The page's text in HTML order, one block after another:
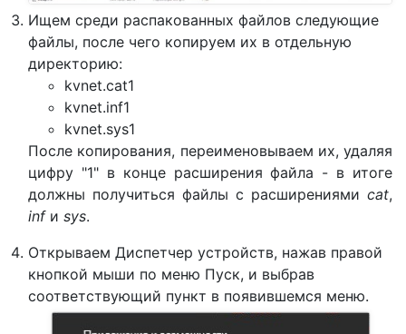
Ищем среди распакованных файлов следующие
файлы, после чего копируем их в отдельную
директорию:
kvnet.cat1
kvnet.inf1
kvnet.sys1
После копирования, переименовываем их, удаляя
цифру "1" в конце расширения файла - в итоге
должны получиться файлы с расширениями cat,
infи sys.
Открываем Диспетчер устройств, нажав правой
кнопкой мыши по меню Пуск, и выбрав
соответствующий пункт в появившемся меню.